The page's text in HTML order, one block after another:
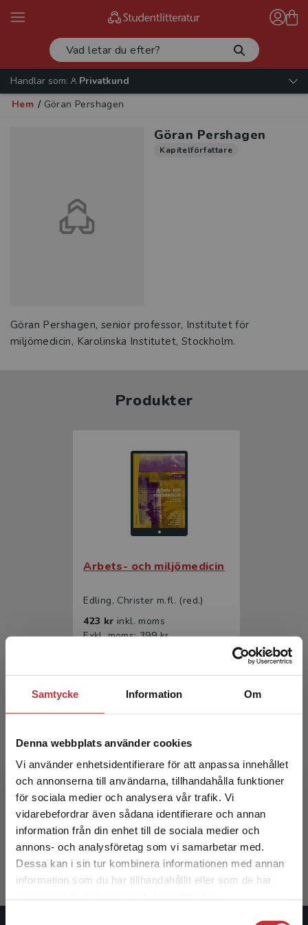
Samtycke Information Om
Denna webbplats använder cookies
Vi använder enhetsidentifierare för att anpassa innehållet
och annonserna till användarna, tillhandahålla funktioner
för sociala medier och analysera vår trafik. Vi
vidarebefordrar även sådana identifierare och annan
information från din enhet till de sociala medier och
annons- och analysföretag som vi samarbetar med.
Dessa kan i sin tur kombinera informationen med annan
information som du har tillhandahållit eller som de har
Begränsad fraktregion
Det verkar som att du besöker
studentlitteratur.se via en enhet utanför Sverige.
Vi erbjuder inte leveranser utanför Sverige. För
Handlar som:
Privatkund
Hem / Göran Pershagen
Göran Pershagen
Kapitelförfattare
Göran Pershagen, senior professor, Institutet för
miljömedicin, Karolinska Institutet, Stockholm.
Produkter
Arbets- och miljömedicin
Edling, Christer m.fl. (red.)
423 kr inkl. moms
Exkl. moms: 399 kr
Arbets- och miljömedicin
665 krinkl. moms
Exkl. moms: 627 kr